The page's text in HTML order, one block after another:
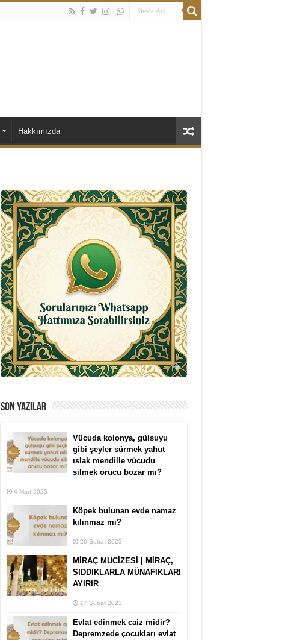
Hakkımızda
SON YAZILAR
Vücuda kolonya, gülsuyu
gibi şeyler sürmek yahut
ıslak mendille vücudu
silmek orucu bozar mı?
4 Mart 2025
Köpek bulunan evde namaz
kılınmaz mı?
20 Şubat 2023
MİRAÇ MUCİZESİ | MİRAÇ,
SIDDIKLARLA MÜNAFIKLARI
AYIRIR
17 Şubat 2023
Evlat edinmek caiz midir?
Depremzede çocukları evlat